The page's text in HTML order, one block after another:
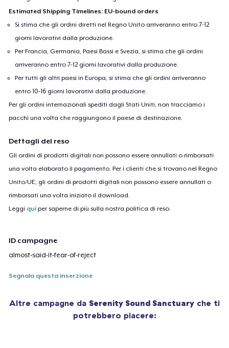
But still I freeze between the lines.
Afraid my heart’s too strange, too wide,
So I keep the best of me inside.
Estimated Shipping Timelines: EU-bound orders
Si stima che gli ordini diretti nel Regno Unito arriveranno entro 7-12
giorni lavorativi dalla produzione.
Per Francia, Germania, Paesi Bassi e Svezia, si stima che gli ordini
arriveranno entro 7-12 giorni lavorativi dalla produzione.
Per tutti gli altri paesi in Europa, si stima che gli ordini arriveranno
entro 10-16 giorni lavorativi dalla produzione.
Per gli ordini internazionali spediti dagli Stati Uniti, non tracciamo i
pacchi una volta che raggiungono il paese di destinazione.
Dettagli del reso
Gli ordini di prodotti digitali non possono essere annullati o rimborsati
una volta elaborato il pagamento. Per i clienti che si trovano nel Regno
Unito/UE, gli ordini di prodotti digitali non possono essere annullati o
rimborsati una volta iniziato il download.
Leggi qui per saperne di più sulla nostra politica di reso.
ID campagne
almost-said-it-fear-of-reject
Segnala questa inserzione
Altre campagne da Serenity Sound Sanctuary che ti
potrebbero piacere: